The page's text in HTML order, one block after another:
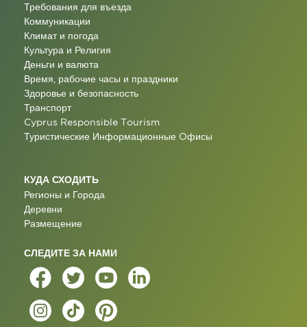
Требования для въезда
Коммуникации
Климат и погода
Культура и Религия
Деньги и валюта
Время, рабочие часы и праздники
Здоровье и безопасность
Транспорт
Cyprus Responsible Tourism
Туристические Информационные Oфисы
КУДА СХОДИТЬ
Регионы и Города
Деревни
Размещение
СЛЕДИТЕ ЗА НАМИ